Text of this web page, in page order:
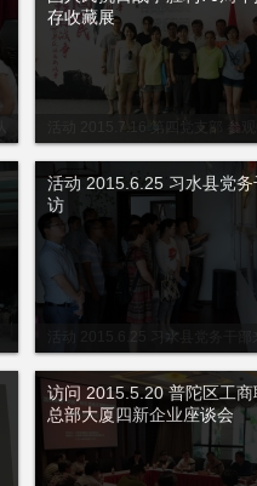
活动 2015.7.16 第四党支部 参
存收藏展
活动 2015.6.25 习水县党务干部
活动 2015.6.25 习水县党务
访
访问 2015.5.20 普陀区工商
总部大厦四新企业座谈会